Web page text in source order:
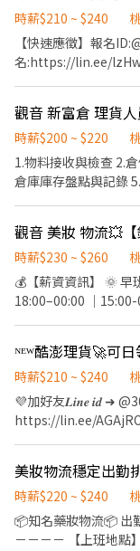
每月 8–10 天 🎁 工作福利 1.免費供餐 2.廠區配備大電風扇，環境不
名 ➜ @446nvivi ☎ 聯
【姓名＋電話＋職缺
作內容 ✔ 商品驗收 ✔
理 ✔ 完成主管交辦事項 ✅ 需會操作電動拖板車（電拖） 📅
度 ✔ 月排休 8 天 ⚠ 應徵條件 ✔ 自備安全鞋 ✔ 自備反光背心 📩 名額
有限，額滿為止！
時薪$210 ~ $240
【快速應徵】報名
名:https://lin.ee/
交通車超方便 【工作
工、上架、退貨人員(
缺長期 日班：
$210H ➡️晚班 $240H
團保】：有 ✅【工作
桃園市大園區航翔路
3X條路線的交通車，
機車停車免費 ⭐️接駁
https://
觀音 新富倉 理貨
時薪$200 ~ $220
1.物料接收與檢查 2.
倉庫庫存盤點與記錄
時薪$230 ~ $260
💰【薪資資訊】 🌞 早班｜08:00–17:00 ➡ 時薪 $230 🌇 中班 ｜
18:00–00:00 ｜15:00-00:00 ➡ 時
📲【最快速應徵方式
E：@504uxsvg（記
📞 電話：0966-889-
時薪$210 ~ $240
💜加好友𝑳𝒊𝒏𝒆 𝒊𝒅 ➜
https://lin.ee/
開心 ⚡不定期的加碼
＝＝＝＝＝＝＝＝＝
容】 ➡️【理貨員】 :
貨、便服上班、走動
美妝物流穩定出勤
時薪$220 ~ $240
📦知名藥妝物流📦 出
－－－－ 【上班地點】桃